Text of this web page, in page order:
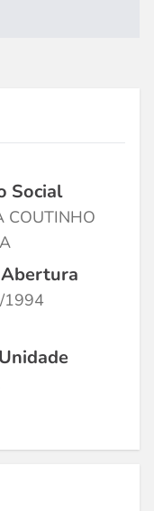
Social
COUTINHO
1994